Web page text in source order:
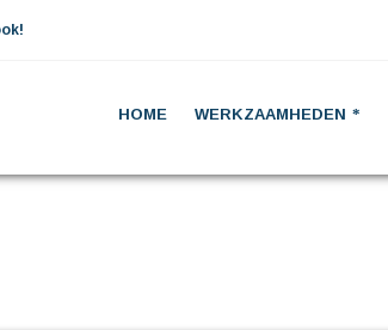
HOME WERKZAAMHEDEN